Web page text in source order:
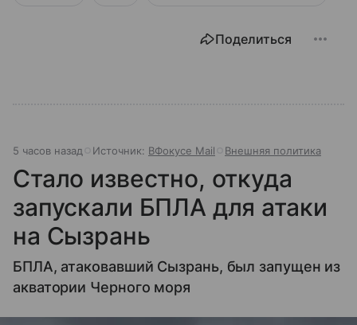
Поделиться
5 часов назад Источник: ВФокусе Mail Внешняя политика
Стало известно, откуда
запускали БПЛА для атаки
на Сызрань
БПЛА, атаковавший Сызрань, был запущен из
акватории Черного моря